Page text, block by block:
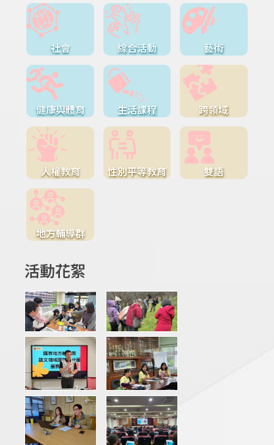
社會 綜合活動 藝術
健康與體育 生活課程 跨領域
人權教育 性別平等教育 雙語
地方輔導群
活動花絮